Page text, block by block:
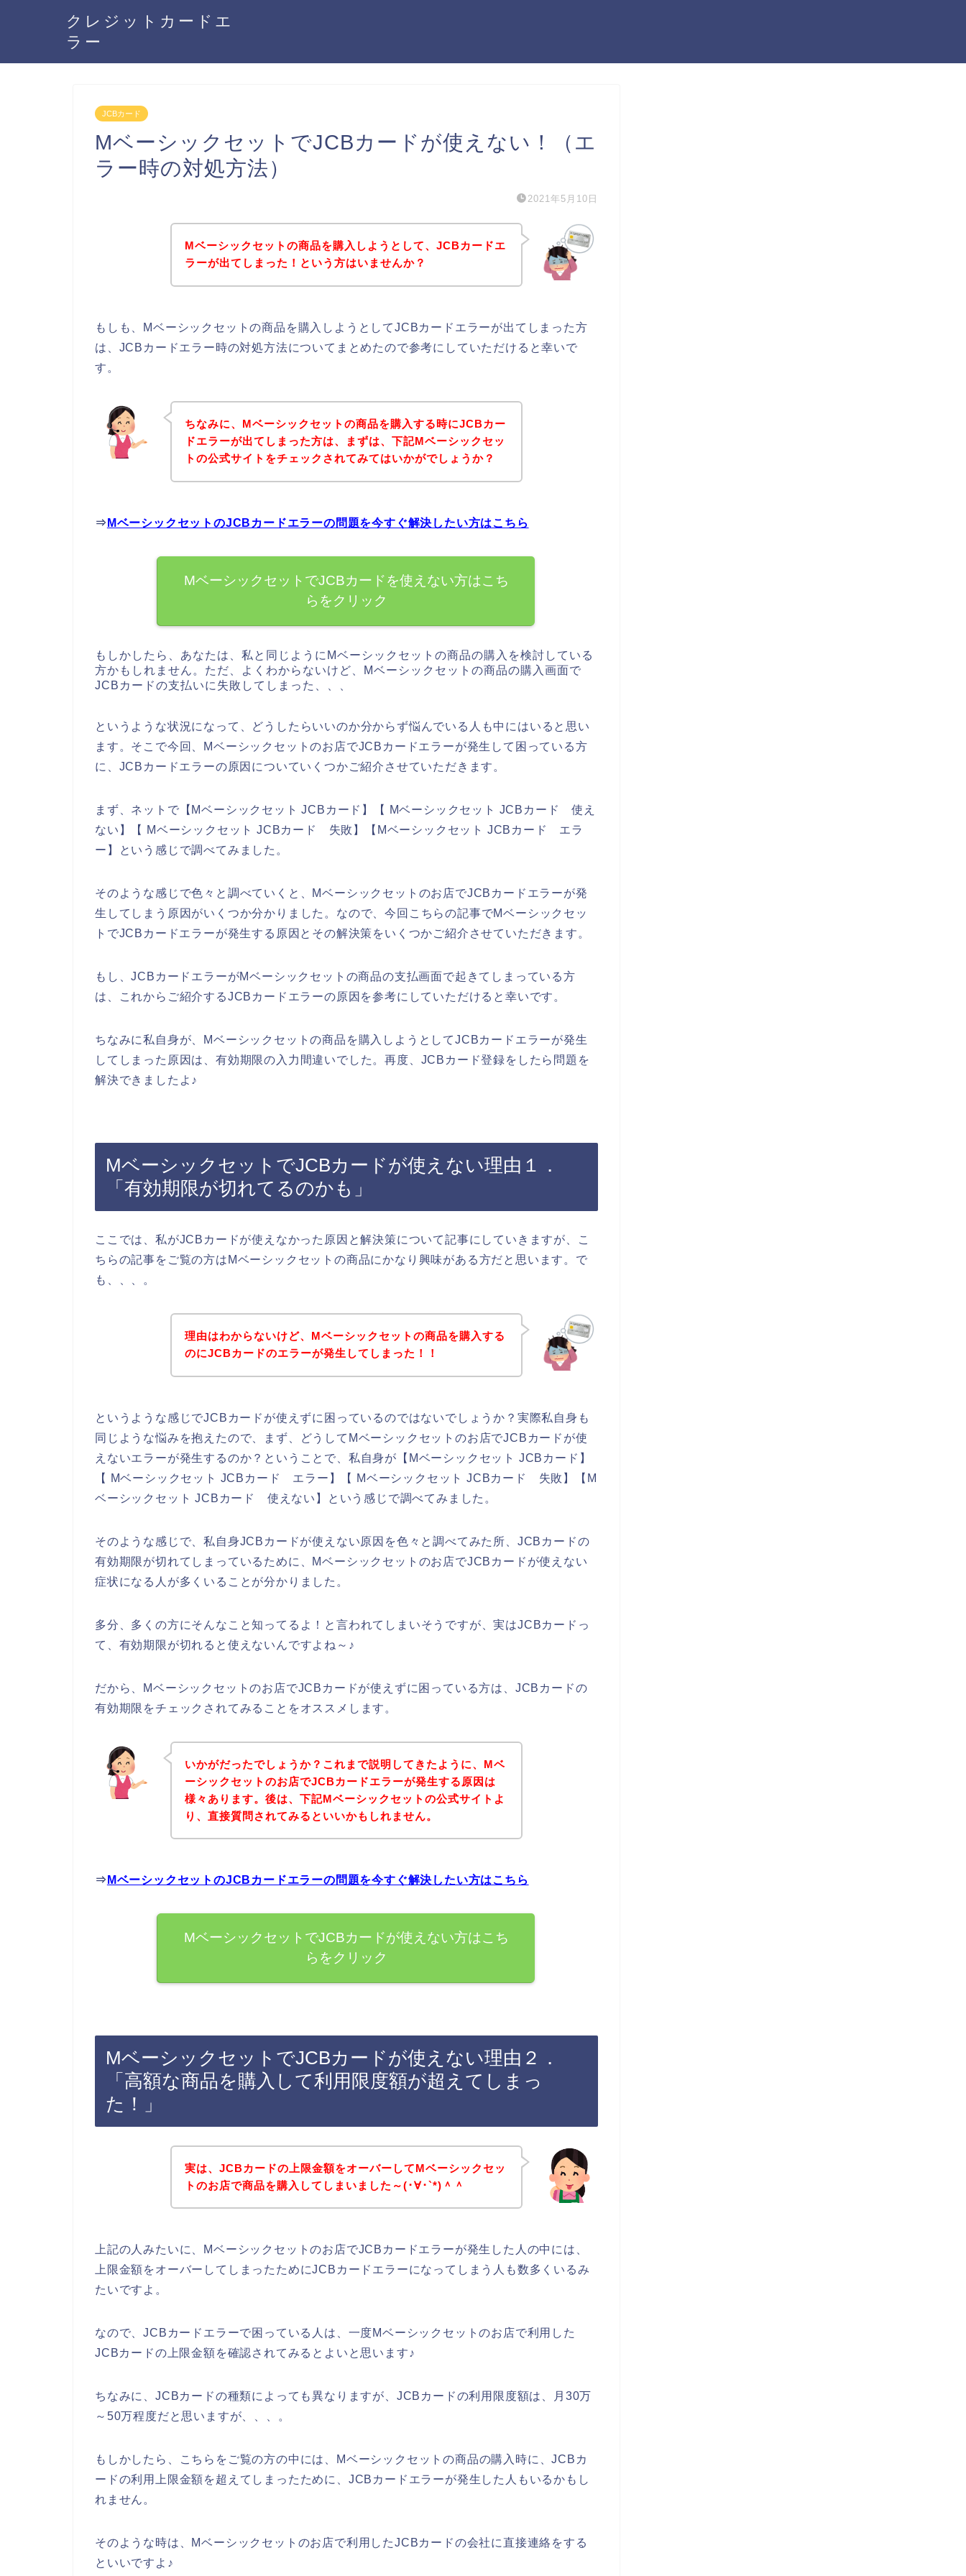
クレジットカードエ
ラー
JCBカード
MベーシックセットでJCBカードが使えない！（エ
ラー時の対処方法）
2021年5月10日
Mベーシックセットの商品を購入しようとして、JCBカードエ
ラーが出てしまった！という方はいませんか？
もしも、Mベーシックセットの商品を購入しようとしてJCBカードエラーが出てしまった方
は、JCBカードエラー時の対処方法についてまとめたので参考にしていただけると幸いで
す。
ちなみに、Mベーシックセットの商品を購入する時にJCBカー
ドエラーが出てしまった方は、まずは、下記Mベーシックセッ
トの公式サイトをチェックされてみてはいかがでしょうか？
⇒ MベーシックセットのJCBカードエラーの問題を今すぐ解決したい方はこちら
MベーシックセットでJCBカードを使えない方はこち
らをクリック
もしかしたら、あなたは、私と同じようにMベーシックセットの商品の購入を検討している
方かもしれません。ただ、よくわからないけど、Mベーシックセットの商品の購入画面で
JCBカードの支払いに失敗してしまった、、、
というような状況になって、どうしたらいいのか分からず悩んでいる人も中にはいると思い
ます。そこで今回、Mベーシックセットのお店でJCBカードエラーが発生して困っている方
に、JCBカードエラーの原因についていくつかご紹介させていただきます。
まず、ネットで【Mベーシックセット JCBカード】【 Mベーシックセット JCBカード 使え
ない】【 Mベーシックセット JCBカード 失敗】【Mベーシックセット JCBカード エラ
ー】という感じで調べてみました。
そのような感じで色々と調べていくと、Mベーシックセットのお店でJCBカードエラーが発
生してしまう原因がいくつか分かりました。なので、今回こちらの記事でMベーシックセッ
トでJCBカードエラーが発生する原因とその解決策をいくつかご紹介させていただきます。
もし、JCBカードエラーがMベーシックセットの商品の支払画面で起きてしまっている方
は、これからご紹介するJCBカードエラーの原因を参考にしていただけると幸いです。
ちなみに私自身が、Mベーシックセットの商品を購入しようとしてJCBカードエラーが発生
してしまった原因は、有効期限の入力間違いでした。再度、JCBカード登録をしたら問題を
解決できましたよ♪
MベーシックセットでJCBカードが使えない理由１．
「有効期限が切れてるのかも」
ここでは、私がJCBカードが使えなかった原因と解決策について記事にしていきますが、こ
ちらの記事をご覧の方はMベーシックセットの商品にかなり興味がある方だと思います。で
も、、、。
理由はわからないけど、Mベーシックセットの商品を購入する
のにJCBカードのエラーが発生してしまった！！
というような感じでJCBカードが使えずに困っているのではないでしょうか？実際私自身も
同じような悩みを抱えたので、まず、どうしてMベーシックセットのお店でJCBカードが使
えないエラーが発生するのか？ということで、私自身が【Mベーシックセット JCBカード】
【 Mベーシックセット JCBカード エラー】【 Mベーシックセット JCBカード 失敗】【M
ベーシックセット JCBカード 使えない】という感じで調べてみました。
そのような感じで、私自身JCBカードが使えない原因を色々と調べてみた所、JCBカードの
有効期限が切れてしまっているために、Mベーシックセットのお店でJCBカードが使えない
症状になる人が多くいることが分かりました。
多分、多くの方にそんなこと知ってるよ！と言われてしまいそうですが、実はJCBカードっ
て、有効期限が切れると使えないんですよね～♪
だから、Mベーシックセットのお店でJCBカードが使えずに困っている方は、JCBカードの
有効期限をチェックされてみることをオススメします。
いかがだったでしょうか？これまで説明してきたように、Mベ
ーシックセットのお店でJCBカードエラーが発生する原因は
様々あります。後は、下記Mベーシックセットの公式サイトよ
り、直接質問されてみるといいかもしれません。
⇒ MベーシックセットのJCBカードエラーの問題を今すぐ解決したい方はこちら
MベーシックセットでJCBカードが使えない方はこち
らをクリック
MベーシックセットでJCBカードが使えない理由２．
「高額な商品を購入して利用限度額が超えてしまっ
た！」
実は、JCBカードの上限金額をオーバーしてMベーシックセッ
トのお店で商品を購入してしまいました～(･∀･`*)＾＾
上記の人みたいに、Mベーシックセットのお店でJCBカードエラーが発生した人の中には、
上限金額をオーバーしてしまったためにJCBカードエラーになってしまう人も数多くいるみ
たいですよ。
なので、JCBカードエラーで困っている人は、一度Mベーシックセットのお店で利用した
JCBカードの上限金額を確認されてみるとよいと思います♪
ちなみに、JCBカードの種類によっても異なりますが、JCBカードの利用限度額は、月30万
～50万程度だと思いますが、、、。
もしかしたら、こちらをご覧の方の中には、Mベーシックセットの商品の購入時に、JCBカ
ードの利用上限金額を超えてしまったために、JCBカードエラーが発生した人もいるかもし
れません。
そのような時は、Mベーシックセットのお店で利用したJCBカードの会社に直接連絡をする
といいですよ♪